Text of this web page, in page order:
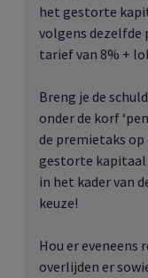
het gestorte
volgens
tarief van 8% +
Breng je de
onder de korf
de premietaks
gestorte kapitaal
in het kader van
keuze!
Hou er eveneens
overlijden er